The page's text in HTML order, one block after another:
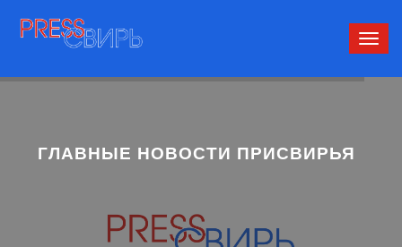
ГЛАВНЫЕ НОВОСТИ ПРИСВИРЬЯ